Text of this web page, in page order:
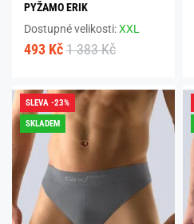
PYŽAMO ERIK
Dostupné velikosti:XXL
493 Kč 1 383 Kč
SLEVA -23%
SKLADEM